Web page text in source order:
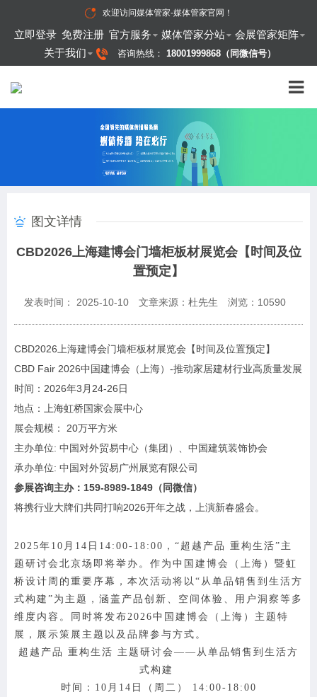
欢迎访问媒体管家-媒体管家官网 ！
立即登录 免费注册 官方服务 媒体管家分站
会展管家矩阵
关于我们
咨询热线： 18001999868（同微信号）
图文详情
CBD2026上海建博会门墙柜板材展览会【时间及位
置预定】
发表时间： 2025-10-10 文章来源：杜先生 浏览： 10590
CBD2026上海建博会门墙柜板材展览会【时间及位置预定】
CBD Fair 2026中国建博会（上海）-推动家居建材行业高质量发展
时间：2026年3月24-26日
地点：上海虹桥国家会展中心
展会规模： 20万平方米
主办单位: 中国对外贸易中心（集团）、中国建筑装饰协会
承办单位: 中国对外贸易广州展览有限公司
参展咨询主办：159-8989-1849（同微信）
将携行业大牌们共同打响2026开年之战，上演新春盛会。
2025年10月14日14:00-18:00，“ 超越产品 重构生活” 主
题研讨会北京场即将举办 。作为 中国建博会（上海）暨虹
桥设计周 的重要序幕，本次活动 将以 “ 从单品销售到生活方
式构建 ”为主题 ，涵盖产品创新、空间体验、用户洞察等多
维度内容。同时将发布2026中国建博会（上海） 主题特
展，展示策展主题以及品牌参与方式。
超越产品 重构生活 主题研讨会 ——从单品销售到生活方
式构建
时间：10月14日（周二） 14:00-18:00